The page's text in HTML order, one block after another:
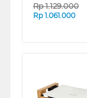
Rp1.129.000
Rp 1.061.000